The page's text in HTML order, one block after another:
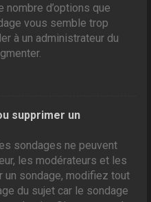
nombre d’options que
vous semble trop
à un administrateur du
supprimer un
sondages ne peuvent
les modérateurs et les
un sondage, modifiez tout
du sujet car le sondage